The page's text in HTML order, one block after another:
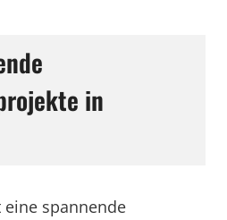
in
spannende